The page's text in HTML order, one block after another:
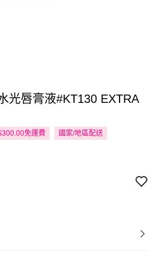
光唇膏液#KT130 EXTRA
免運費 國家/地區配送